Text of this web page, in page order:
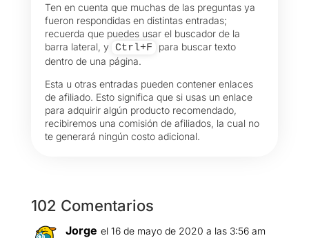
Ten en cuenta que muchas de las preguntas ya
fueron respondidas en distintas entradas;
recuerda que puedes usar el buscador de la
barra lateral, y Ctrl+F
para buscar texto
dentro de una página.
Esta u otras entradas pueden contener enlaces
de afiliado. Esto significa que si usas un enlace
para adquirir algún producto recomendado,
recibiremos una comisión de afiliados, la cual no
te generará ningún costo adicional.
102 Comentarios
Jorge el 16 de mayo de 2020 a las 3:56 am